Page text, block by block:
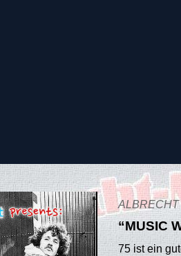
ALBRECHT
“MUSIC
75 ist ein